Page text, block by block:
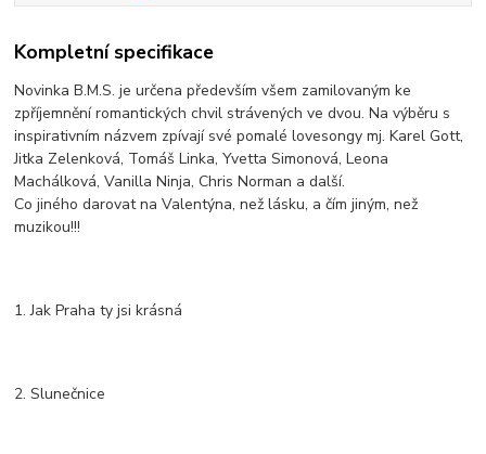
Kompletní specifikace
Novinka B.M.S. je určena především všem zamilovaným ke
zpříjemnění romantických chvil strávených ve dvou. Na výběru s
inspirativním názvem zpívají své pomalé lovesongy mj. Karel Gott,
Jitka Zelenková, Tomáš Linka, Yvetta Simonová, Leona
Machálková, Vanilla Ninja, Chris Norman a další.
Co jiného darovat na Valentýna, než lásku, a čím jiným, než
muzikou!!!
1. Jak Praha ty jsi krásná
2. Slunečnice